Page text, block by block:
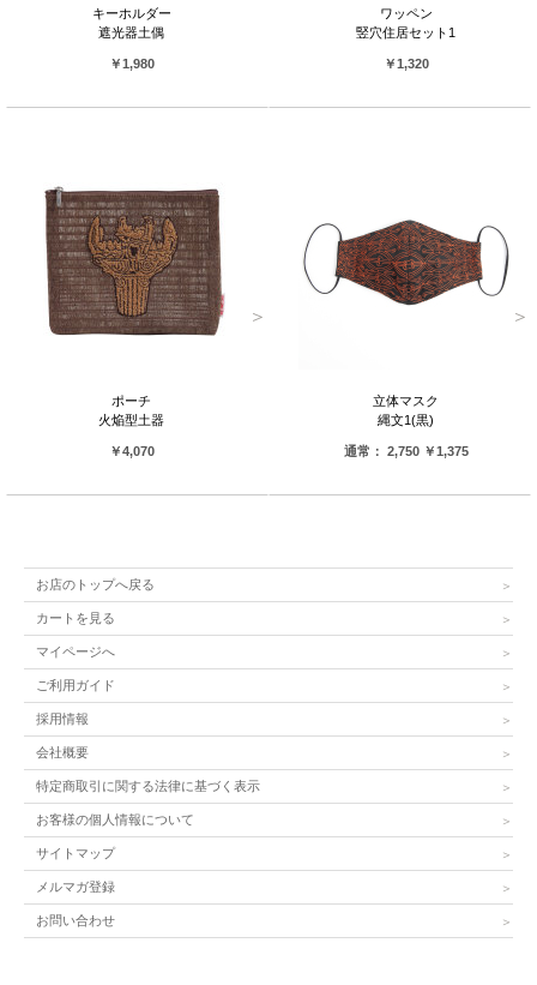
キーホルダー
遮光器土偶
￥1,980
ワッペン
竪穴住居セット1
￥1,320
ポーチ
火焔型土器
￥4,070
立体マスク
縄文1(黒)
通常： 2,750 ￥1,375
お店のトップへ戻る
カートを見る
マイページへ
ご利用ガイド
採用情報
会社概要
特定商取引に関する法律に基づく表示
お客様の個人情報について
サイトマップ
メルマガ登録
お問い合わせ